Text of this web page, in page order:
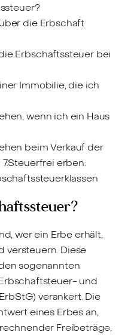
die Erbschaft
Erbschaftssteuer bei
Immobilie, die ich
wenn ich ein Haus
beim Verkauf der
erben:
wer ein Erbe erhält,
versteuern. Diese
sogenannten
und
verankert. Die
eines Erbes an,
Freibeträge,